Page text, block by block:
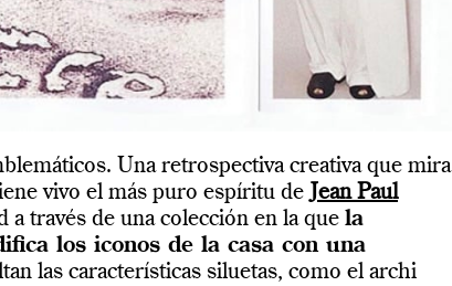
Una retrospectiva creativa que mira
vivo el más puro espíritu deJean Paul
través de una colección en la que la
los iconos de la casa con una
las características siluetas, como el archi